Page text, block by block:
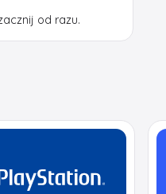
od razu.